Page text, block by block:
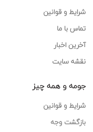
شرایط و قوانین
تماس با ما
آخرین اخبار
نقشه سایت
جومه و همه چیز
شرایط و قوانین
بازگشت وجه